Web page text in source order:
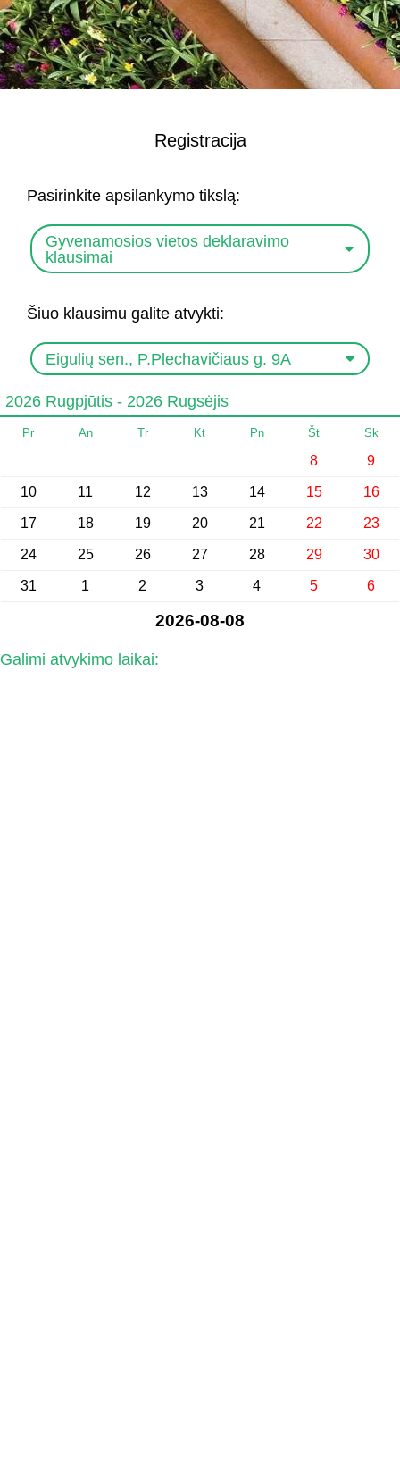
Registracija
Pasirinkite apsilankymo tikslą:
Gyvenamosios vietos deklaravimo
klausimai
Šiuo klausimu galite atvykti:
Eigulių sen., P.Plechavičiaus g. 9A
2026 Rugpjūtis - 2026 Rugsėjis
Pr An Tr Kt Pn Št Sk
8 9
10 11 12 13 14 15 16
17 18 19 20 21 22 23
24 25 26 27 28 29 30
31 1 2 3 4 5 6
2026-08-08
Galimi atvykimo laikai: